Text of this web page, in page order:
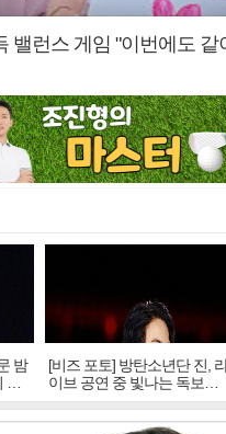
밸런스 게임 "이번에도 같
밤
[비즈 포토] 방탄소년단 진,
이브 공연 중 빛나는 독보적
아우라